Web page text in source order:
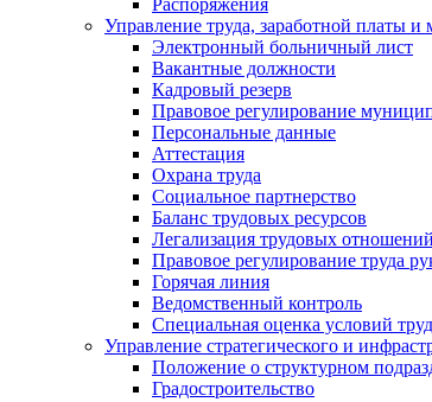
Распоряжения
Управление труда, заработной платы
Электронный больничный лист
Вакантные должности
Кадровый резерв
Правовое регулирование
Персональные данные
Аттестация
Охрана труда
Социальное партнерство
Баланс трудовых ресурсов
Легализация трудовых отношений
Правовое регулирование труда
Горячая линия
Ведомственный контроль
Специальная оценка условий
Управление стратегического и
Положение о структурном
Градостроительство